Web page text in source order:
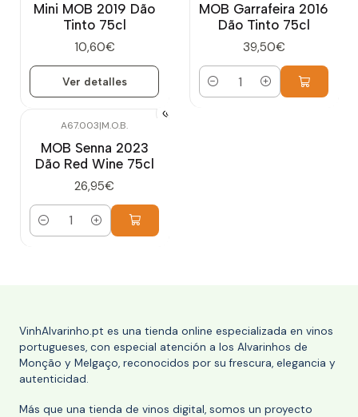
Mini MOB 2019 Dão
Tinto 75cl
10,60€
Ver detalles
MOB Garrafeira 2016
Dão Tinto 75cl
39,50€
Cantidad
A67.003|M.O.B.
MOB Senna 2023
Dão Red Wine 75cl
26,95€
Cantidad
VinhAlvarinho.pt es una tienda online especializada en vinos
portugueses, con especial atención a los Alvarinhos de
Monção y Melgaço, reconocidos por su frescura, elegancia y
autenticidad.
Más que una tienda de vinos digital, somos un proyecto